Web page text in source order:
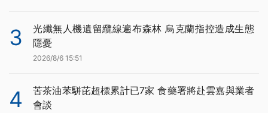
3
光纖無人機遺留纜線遍布森林 烏克蘭指控造成生態
隱憂
2026/8/6 15:51
4
苦茶油苯駢芘超標累計已7家 食藥署將赴雲嘉與業者
會談